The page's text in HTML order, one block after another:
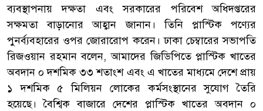
ব্যবস্থাপনায় দক্ষতা এবং সরকারের পরিবেশ অধিদপ্তরের
সক্ষমতা বাড়ানোর আহ্বান জানান। তিনি প্লাস্টিক পণ্যের
পুনর্ব্যবহারের ওপর জোরারোপ করেন। ঢাকা চেম্বারের সভাপতি
রিজওয়ান রহমান বলেন, আমাদের জিডিপিতে প্লাস্টিক খাতের
অবদান ০ দশমিক ৩৩ শতাংশ এবং এ খাতের মাধ্যমে দেশে প্রায়
১ দশমিক ৫ মিলিয়ন লোকের কর্মসংস্থানের সুযোগ তৈরি
হয়েছে। বৈশ্বিক বাজারে দেশের প্লাস্টিক খাতের অবদান ০